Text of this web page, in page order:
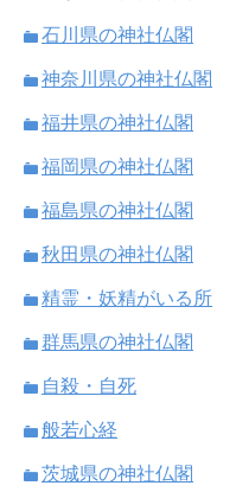
石川県の神社仏閣
神奈川県の神社仏閣
福井県の神社仏閣
福岡県の神社仏閣
福島県の神社仏閣
秋田県の神社仏閣
精霊・妖精がいる所
群馬県の神社仏閣
自殺・自死
般若心経
茨城県の神社仏閣